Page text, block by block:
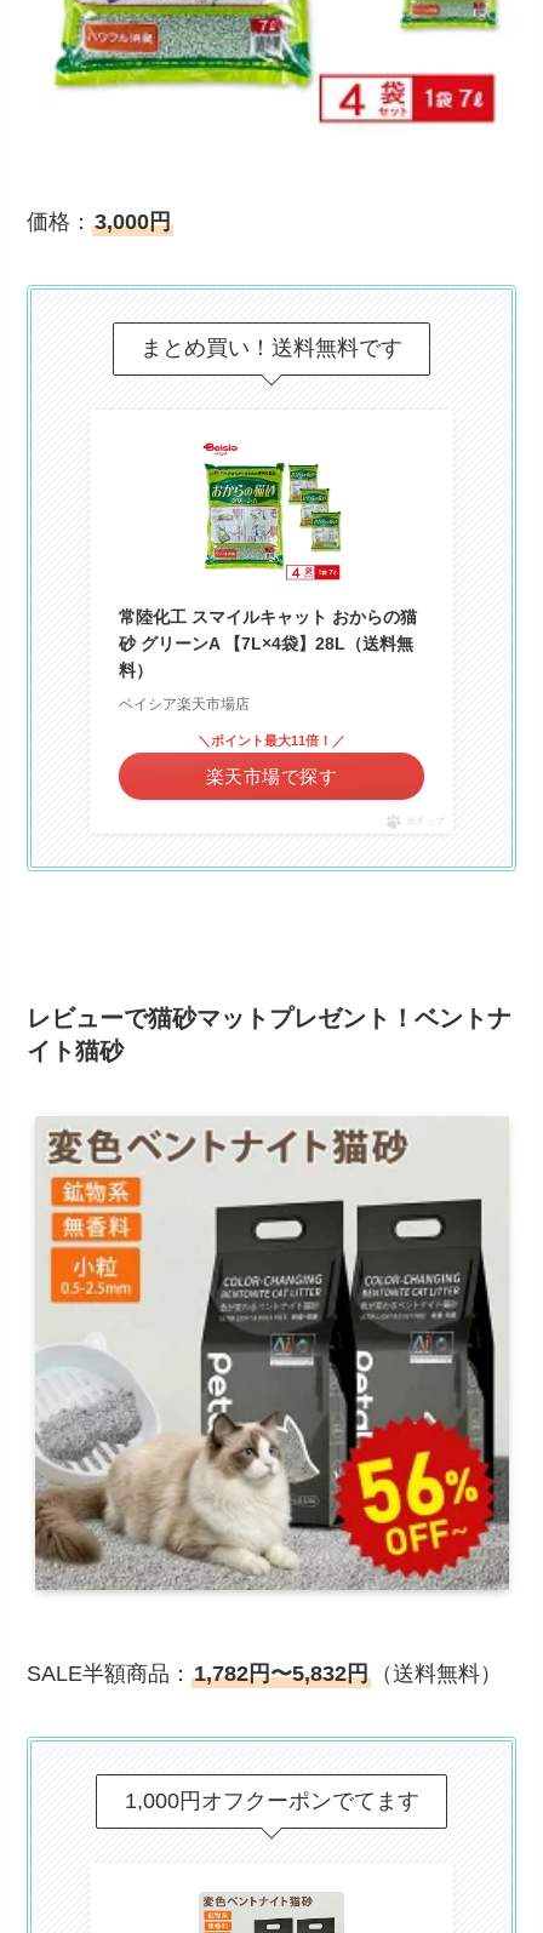
価格：3,000円
まとめ買い！送料無料です
常陸化工 スマイルキャット おからの猫
砂 グリーンA 【7L×4袋】28L（送料無
料）
ベイシア楽天市場店
＼ポイント最大11倍！／
楽天市場で探す
ポチップ
レビューで猫砂マット プレゼント！ベントナ
イト猫砂
SALE半額商品：1,782円〜5,832円 （送料無料）
1,000円オフクーポンでてます